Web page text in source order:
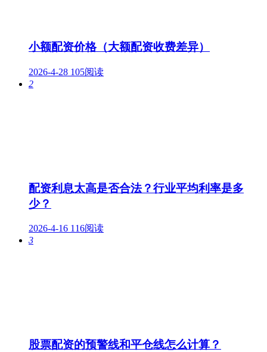
小额配资价格（大额配资收费差异）
2026-4-28 105阅读
2
配资利息太高是否合法？行业平均利率是多
少？
2026-4-16 116阅读
3
股票配资的预警线和平仓线怎么计算？